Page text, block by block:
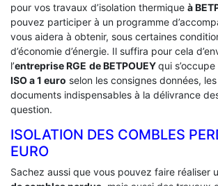
pour vos travaux d’isolation thermique à
pouvez participer à un programme
vous aidera à obtenir, sous certaines
d’économie d’énergie. Il suffira pour cela
l’entreprise RGE de BETPOUEYqui
ISO a 1 euro selon les consignes données,
documents indispensables à la délivrance
question.
ISOLATION DES COMBLES
EURO
Sachez aussi que vous pouvez faire réaliser